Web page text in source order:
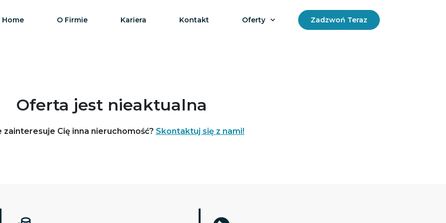
Home O Firmie Kariera Kontakt Oferty Zadzwoń Teraz
Oferta jest nieaktualna
zainteresuje Cię inna nieruchomość? Skontaktuj się z nami!